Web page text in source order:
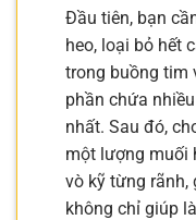
Đầu tiên, bạn
heo, loại bỏ hết
trong buồng tim
phần chứa
nhất. Sau đó,
một lượng muối
vò kỹ từng rãnh,
không chỉ giúp